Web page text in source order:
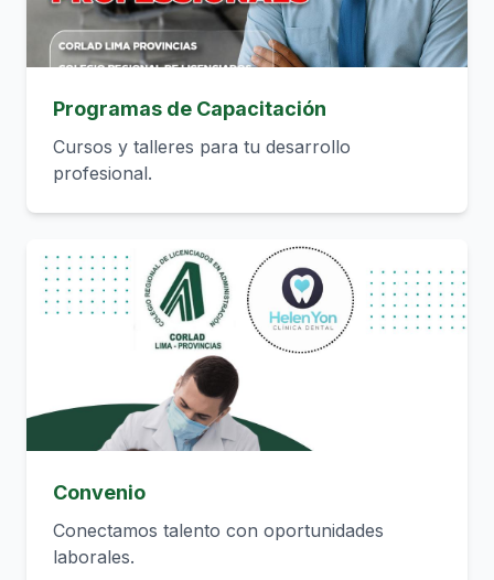
Programas de Capacitación
Cursos y talleres para tu desarrollo
profesional.
Convenio
Conectamos talento con oportunidades
laborales.